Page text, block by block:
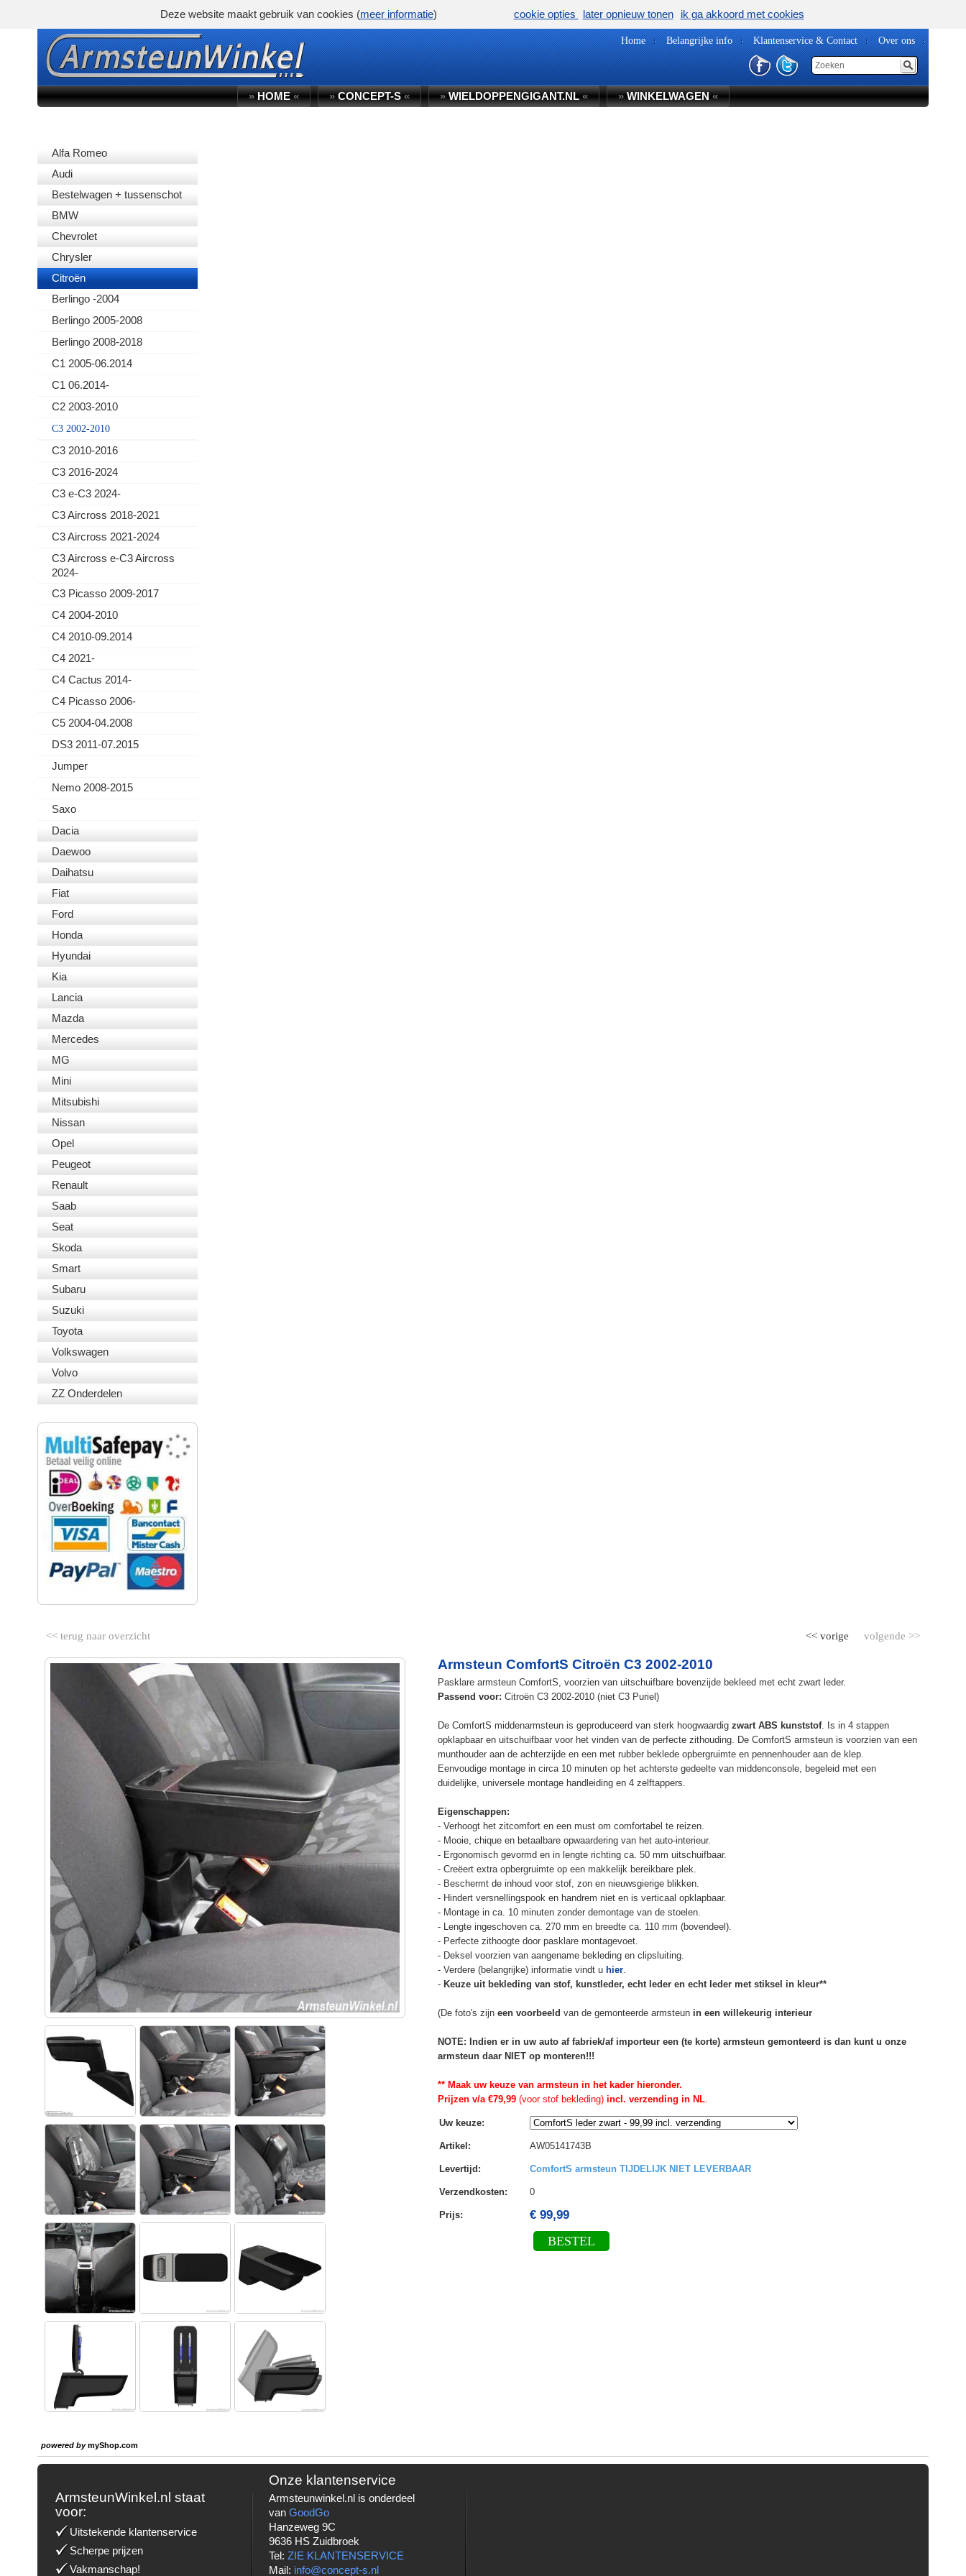
Home Belangrijke info Klantenservice & Contact Over ons
»HOME« »CONCEPT-S« »WIELDOPPENGIGANT.NL« »WINKELWAGEN«
Alfa Romeo
Audi
Bestelwagen + tussenschot
BMW
Chevrolet
Chrysler
Citroën
Berlingo -2004
Berlingo 2005-2008
Berlingo 2008-2018
C1 2005-06.2014
C1 06.2014-
C2 2003-2010
C3 2002-2010
C3 2010-2016
C3 2016-2024
C3 e-C3 2024-
C3 Aircross 2018-2021
C3 Aircross 2021-2024
C3 Aircross e-C3 Aircross
2024-
C3 Picasso 2009-2017
C4 2004-2010
C4 2010-09.2014
C4 2021-
C4 Cactus 2014-
C4 Picasso 2006-
C5 2004-04.2008
DS3 2011-07.2015
Jumper
Nemo 2008-2015
Saxo
Dacia
Daewoo
Daihatsu
Fiat
Ford
Honda
Hyundai
Kia
Lancia
Mazda
Mercedes
MG
Mini
Mitsubishi
Nissan
Opel
Peugeot
Renault
Saab
Seat
Skoda
Smart
Subaru
Suzuki
Toyota
Volkswagen
Volvo
ZZ Onderdelen
<< terug naar overzicht volgende >>
<< vorige
Armsteun ComfortS Citroën C3 2002-2010
Pasklare armsteun ComfortS, voorzien van uitschuifbare bovenzijde bekleed met echt zwart leder.
Passend voor: Citroën C3 2002-2010 (niet C3 Puriel)
De ComfortS middenarmsteun is geproduceerd van sterk hoogwaardig zwart ABS kunststof. Is in 4 stappen
opklapbaar en uitschuifbaar voor het vinden van de perfecte zithouding. De ComfortS armsteun is voorzien van een
munthouder aan de achterzijde en een met rubber beklede opbergruimte en pennenhouder aan de klep.
Eenvoudige montage in circa 10 minuten op het achterste gedeelte van middenconsole, begeleid met een
duidelijke, universele montage handleiding en 4 zelftappers.
Eigenschappen:
- Verhoogt het zitcomfort en een must om comfortabel te reizen.
- Mooie, chique en betaalbare opwaardering van het auto-interieur.
- Ergonomisch gevormd en in lengte richting ca. 50 mm uitschuifbaar.
- Creëert extra opbergruimte op een makkelijk bereikbare plek.
- Beschermt de inhoud voor stof, zon en nieuwsgierige blikken.
- Hindert versnellingspook en handrem niet en is verticaal opklapbaar.
- Montage in ca. 10 minuten zonder demontage van de stoelen.
- Lengte ingeschoven ca. 270 mm en breedte ca. 110 mm (bovendeel).
- Perfecte zithoogte door pasklare montagevoet.
- Deksel voorzien van aangename bekleding en clipsluiting.
- Verdere (belangrijke) informatie vindt u hier.
- Keuze uit bekleding van stof, kunstleder, echt leder en echt leder met stiksel in kleur**
(De foto's zijn een voorbeeld van de gemonteerde armsteun in een willekeurig interieur
NOTE: Indien er in uw auto af fabriek/af importeur een (te korte) armsteun gemonteerd is dan kunt u onze
armsteun daar NIET op monteren!!!
** Maak uw keuze van armsteun in het kader hieronder.
Prijzen v/a €79,99(voor stof bekleding)incl. verzending in NL.
Uw keuze:
Artikel : AW05141743B
Levertijd : ComfortS armsteun TIJDELIJK NIET LEVERBAAR
Verzendkosten: 0
Prijs: € 99,99
BESTEL
powered bymyShop.com
ArmsteunWinkel.nl staat
voor:
Uitstekende klantenservice
Scherpe prijzen
Vakmanschap!
Onze klantenservice
Armsteunwinkel.nl is onderdeel
vanGoodGo
Hanzeweg 9C
9636 HS Zuidbroek
Tel:ZIE KLANTENSERVICE
Mail: info@concept-s.nl
Deze website maakt gebruik van cookies (meer informatie) cookie opties later opnieuw tonen ik ga akkoord met cookies